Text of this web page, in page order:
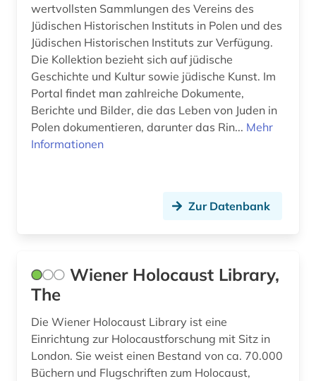
wertvollsten Sammlungen des Vereins des
Jüdischen Historischen Instituts in Polen und des
Jüdischen Historischen Instituts zur Verfügung.
Die Kollektion bezieht sich auf jüdische
Geschichte und Kultur sowie jüdische Kunst. Im
Portal findet man zahlreiche Dokumente,
Berichte und Bilder, die das Leben von Juden in
Polen dokumentieren, darunter das Rin... Mehr
Informationen
Zur Datenbank
Wiener Holocaust Library,
The
Die Wiener Holocaust Library ist eine
Einrichtung zur Holocaustforschung mit Sitz in
London. Sie weist einen Bestand von ca. 70.000
Büchern und Flugschriften zum Holocaust,